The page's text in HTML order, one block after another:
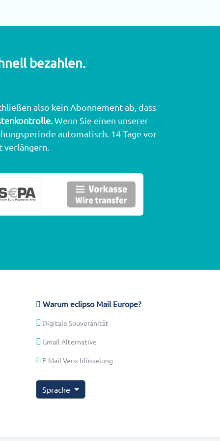
bezahlen.
also kein Abonnement ab, dass
Wenn Sie einen unserer
automatisch. 14 Tage vor
Warum eclipso Mail Europe?
Digitale Souveränität
Gmail Alternative
E-Mail Verschlüsselung
Sprache